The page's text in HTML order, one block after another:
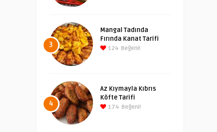
3
Mangal Tadında
Fırında Kanat Tarifi
124 Beğeni!
4
Az Kıymayla Kıbrıs
Köfte Tarifi
174 Beğeni!